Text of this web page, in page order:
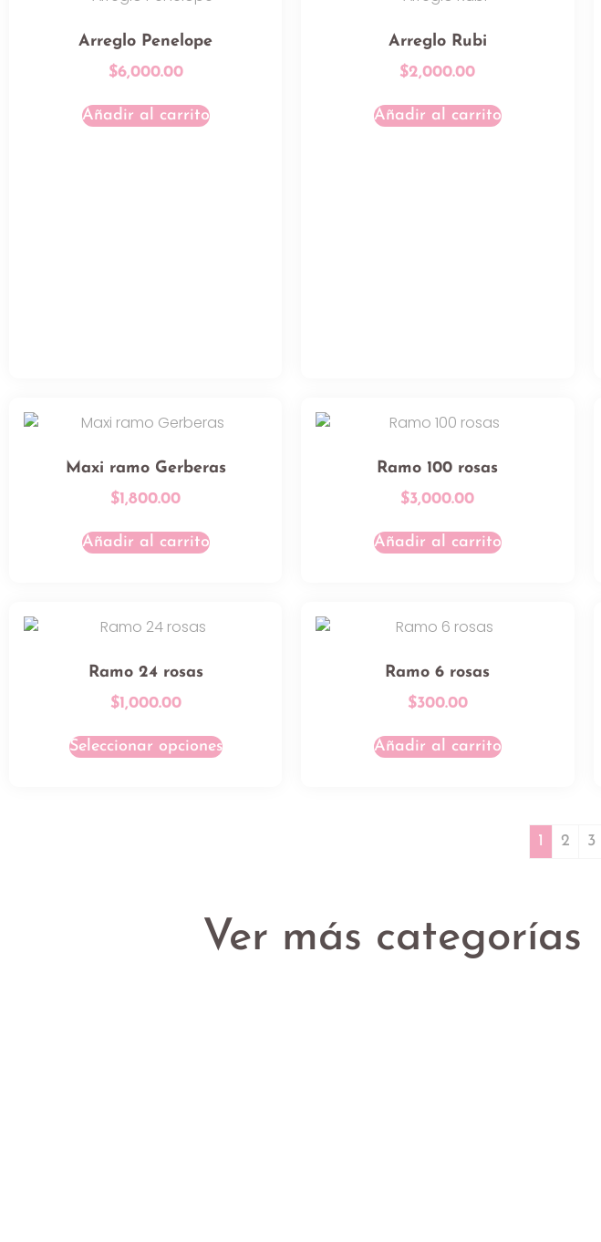
Arreglo Penelope
$6,000.00
Añadir al carrito
Arreglo Rubi
$2,000.00
Añadir al carrito
Maxi ramo Gerberas
$1,800.00
Añadir al carrito
Ramo 100 rosas
$3,000.00
Añadir al carrito
Ramo 24 rosas
$1,000.00
Seleccionar opciones
Ramo 6 rosas
$300.00
Añadir al carrito
1 2 3
Ver más categorías